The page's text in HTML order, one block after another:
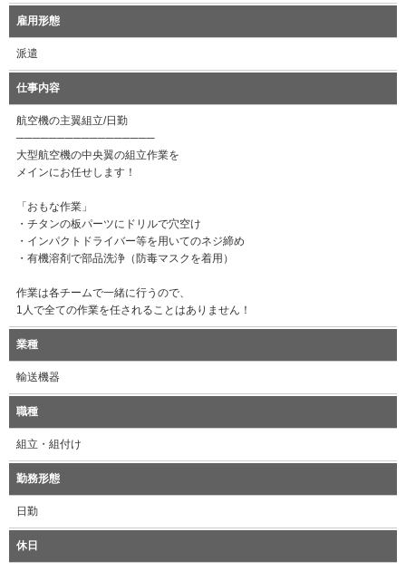
雇用形態
派遣
仕事内容
航空機の主翼組立/日勤
─────────────────
大型航空機の中央翼の組立作業を
メインにお任せします！
「おもな作業」
・チタンの板パーツにドリルで穴空け
・インパクトドライバー等を用いてのネジ締め
・有機溶剤で部品洗浄（防毒マスクを着用）
作業は各チームで一緒に行うので、
1人で全ての作業を任されることはありません！
業種
輸送機器
職種
組立・組付け
勤務形態
日勤
休日